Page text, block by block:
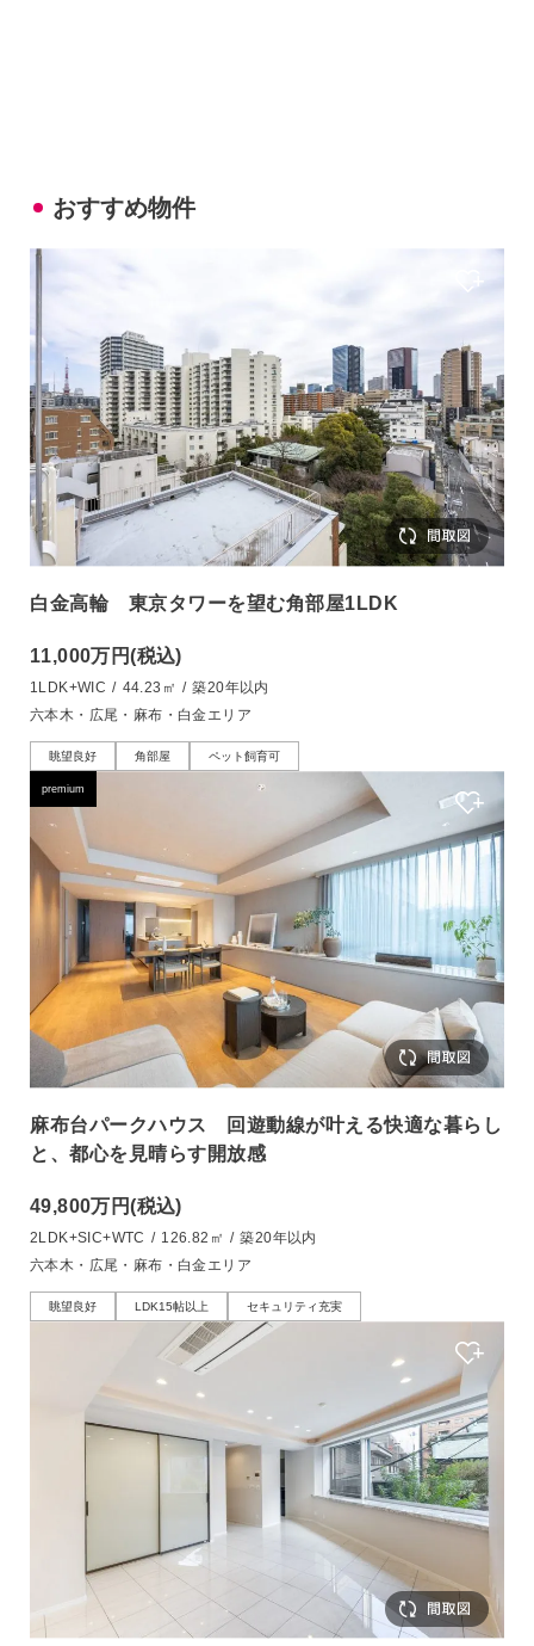
おすすめ物件
白金高輪 東京タワーを望む角部屋1LDK
11,000万円(税込)
1LDK+WIC / 44.23㎡ / 築20年以内
六本木・広尾・麻布・白金エリア
眺望良好 角部屋 ペット飼育可
premium
麻布台パークハウス 回遊動線が叶える快適な暮らし
と、都心を見晴らす開放感
49,800万円(税込)
2LDK+SIC+WTC / 126.82㎡ / 築20年以内
六本木・広尾・麻布・白金エリア
眺望良好 LDK15帖以上 セキュリティ充実